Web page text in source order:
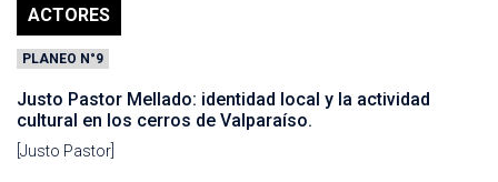
ACTORES
PLANEO N°9
Justo Pastor Mellado: identidad local y la actividad
cultural en los cerros de Valparaíso.
[Justo Pastor]